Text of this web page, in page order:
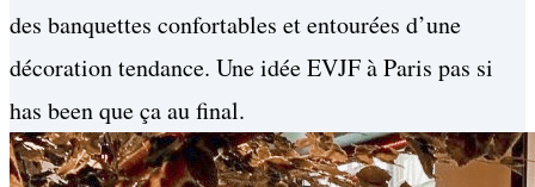
des banquettes confortables et entourées d’une
décoration tendance. Une idée EVJF à Paris pas si
has been que ça au final.